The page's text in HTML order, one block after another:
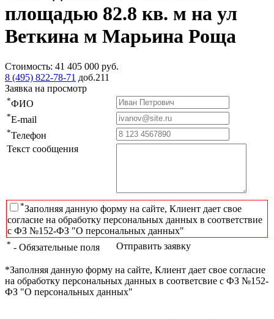
площадью 82.8 кв. м на ул
Веткина м Марьина Роща
Стоимость: 41 405 000 руб.
8 (495) 822-78-71 доб.211
Заявка на просмотр
*ФИО
*E-mail
*Телефон
Текст сообщения
*Заполняя данную форму на сайте, Клиент дает свое
согласие на обработку персональных данных в соответствие
с ФЗ №152-ФЗ "О персональных данных"
* - Обязательные поля Отправить заявку
*Заполняя данную форму на сайте, Клиент дает свое согласие
на обработку персональных данных в соответсвие с ФЗ №152-
ФЗ "О персональных данных"